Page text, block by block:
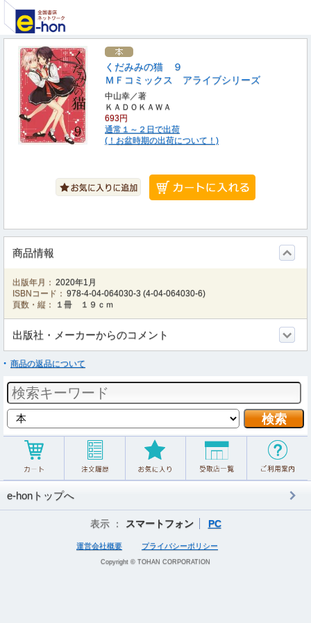
くだみみの猫 ９
ＭＦコミックス アライブシリーズ
中山幸／著
ＫＡＤＯＫＡＷＡ
693円
通常１～２日で出荷
(！お盆時期の出荷について！)
商品情報
出版年月： 2020年1月
ISBNコード： 978-4-04-064030-3 (4-04-064030-6)
頁数・縦：
１冊 １９ｃｍ
出版社・メーカーからのコメント
商品の返品について
e-honトップへ
表示 ： スマートフォン PC
運営会社概要 プライバシーポリシー
Copyright © TOHAN CORPORATION